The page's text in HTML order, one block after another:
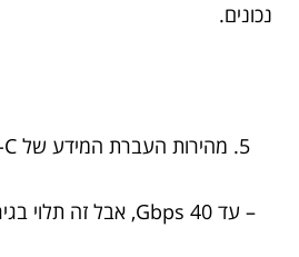
נכונים.
מהירות העברת המידע של USB-C?
– עד 40 Gbps, אבל זה תלוי בגירסה.